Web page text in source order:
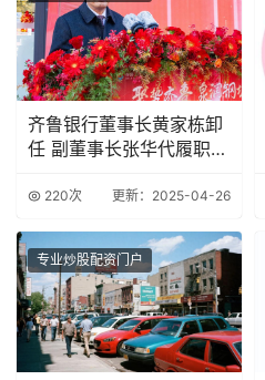
齐鲁银行董事长黄家栋卸
任 副董事长张华代履职
220次 更新：2025-04-26
专业炒股配资门户